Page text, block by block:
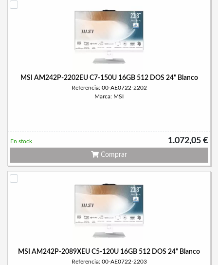
MSI AM242P-2202EU C7-150U 16GB 512 DOS 24" Blanco
Referencia: 00-AE0722-2202
Marca: MSI
1.072,05 €
En stock
Comprar
MSI AM242P-2089XEU C5-120U 16GB 512 DOS 24" Blanco
Referencia: 00-AE0722-2203